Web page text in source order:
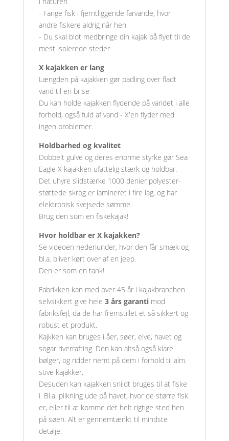
- Fange fisk i fjerntliggende farvande, hvor
andre fiskere aldrig når hen
- Du skal blot medbringe din kajak på flyet til de
mest isolerede steder
X kajakken er lang
Længden på kajakken gør padling over fladt
vand til en brise
Du kan holde kajakken flydende på vandet i alle
forhold, også fuld af vand - X'en flyder med
ingen problemer.
Holdbarhed og kvalitet
Dobbelt gulve og deres enorme styrke gør Sea
Eagle X kajakken ufattelig stærk og holdbar.
Det uhyre slidstærke 1000 denier polyester-
støttede skrog er lamineret i fire lag, og har
elektronisk svejsede sømme.
Brug den som en fiskekajak!
Hvor holdbar er X kajakken?
Se videoen nedenunder, hvor den får smæk og
bl.a. bliver kørt over af en jeep.
Den er som en tank!
Fabrikken kan med over 45 år i kajakbranchen
selvsikkert give hele 3 års garantimod
fabriksfejl, da de har fremstillet et så sikkert og
robust et produkt.
Kajkken kan bruges i åer, søer, elve, havet og
sogar riverrafting. Den kan altså også klare
bølger, og ridder nemt på dem i forhold til alm.
stive kajakker.
Desuden kan kajakken snildt bruges til at fiske
i. Bl.a. pilkning ude på havet, hvor de større fisk
er, eller til at komme det helt rigtige sted hen
på søen. Alt er gennemtænkt til mindste
detalje.